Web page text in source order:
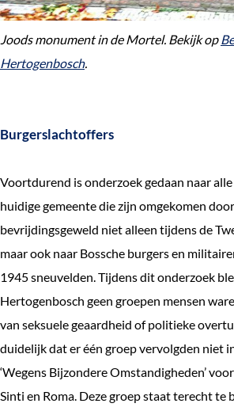
Joods monument in de Mortel. Bekijk op
Hertogenbosch.
Burgerslachtoffers
Voortdurend is onderzoek gedaan naar
huidige gemeente die zijn omgekomen
bevrijdingsgeweld niet alleen tijdens de
maar ook naar Bossche burgers en
1945 sneuvelden. Tijdens dit onderzoek
Hertogenbosch geen groepen mensen
van seksuele geaardheid of politieke
duidelijk dat er één groep vervolgden niet
‘Wegens Bijzondere Omstandigheden’
Sinti en Roma. Deze groep staat terecht te